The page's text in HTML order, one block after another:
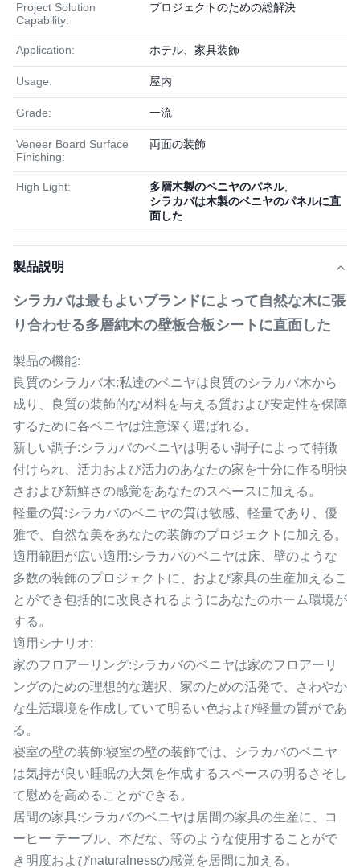
Project Solution
Capability:
プロジェクトのための総解決
Application: ホテル、家具装飾
Usage: 屋内
Grade: 一流
Veneer Board Surface
Finishing:
両面の装飾
High Light: 多層木製のベニヤのパネル,
シラカバは木製のベニヤのパネルに直
面した
製品説明
シラカバは最もよいブランドによって自然な木に張
り合わせる多層純木の壁板合板シートに直面した
製品の機能:
良質のシラカバ木:私達のベニヤは良質のシラカバ木から
成り、良質の装飾的な材料を与える質および安定性を保障
するために各ベニヤは注意深く選ばれる。
新しい調子:シラカバのベニヤは明るい調子によって特徴
付けられ、活力および活力のあなたの家を十分に作る明快
さおよび新鮮さの感覚をあなたのスペースに加える。
軽量の質:シラカバのベニヤの質は敏感、軽量であり、優
雅で、自然な美をあなたの装飾のプロジェクトに加える。
適用範囲が広い適用:シラカバのベニヤは床、壁のような
多数の装飾のプロジェクトに、および家具の生産加えるこ
とができ包括的に改良されるようにあなたのホーム環境が
する。
適用シナリオ:
家のフロアーリング:シラカバのベニヤは家のフロアーリ
ングのための理想的な選択、家のための活発で、さわやか
な生活環境を作成していて明るい色および軽量の質がであ
る。
寝室の壁の装飾:寝室の壁の装飾では、シラカバのベニヤ
は気持が良い睡眠の大気を作成するスペースの明るさそし
て慰めを高めることができる。
居間の家具:シラカバのベニヤは居間の家具の生産に、コ
ーヒー テーブル、本だな、等のような使用することがで
き明度およびnaturalnessの感覚を居間に加える。